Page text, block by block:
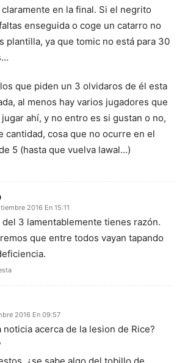
en la final. Si el negrito
enseguida o coge un catarro no
plantilla, ya que tomic no está para 30
que piden un 3 olvidaros de él esta
al menos hay varios jugadores que
ahí, y no entro es si gustan o no,
cantidad, cosa que no ocurre en el
5 (hasta que vuelva lawal…)
2016 En 15:11
del 3 lamentablemente tienes razón.
que entre todos vayan tapando
2016 En 09:57
noticia acerca de la lesion de Rice?
¿se sabe algo del tobillo de